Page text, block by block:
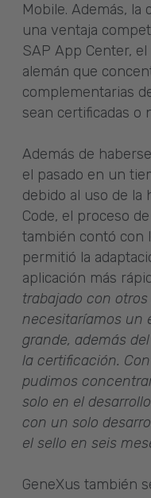
Mobile. Además, la
una ventaja
SAP App Center,
alemán que
complementarias
sean certificadas o
Además de
el pasado en un
debido al uso de la
Code, el proceso
también contó con
permitió la
aplicación más
trabajado con
necesitaríamos un
grande, además
la certificación.
pudimos
solo en el
con un solo
el sello en seis
GeneXus también